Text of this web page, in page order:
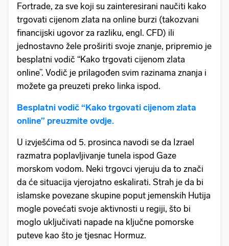
Fortrade, za sve koji su zainteresirani naučiti kako
trgovati cijenom zlata na online burzi (takozvani
financijski ugovor za razliku, engl. CFD) ili
jednostavno žele proširiti svoje znanje, pripremio je
besplatni vodič “Kako trgovati cijenom zlata
online”. Vodič je prilagođen svim razinama znanja i
možete ga preuzeti preko linka ispod.
Besplatni vodič “Kako trgovati cijenom zlata
online” preuzmite ovdje.
U izvješćima od 5. prosinca navodi se da Izrael
razmatra poplavljivanje tunela ispod Gaze
morskom vodom. Neki trgovci vjeruju da to znači
da će situacija vjerojatno eskalirati. Strah je da bi
islamske povezane skupine poput jemenskih Hutija
mogle povećati svoje aktivnosti u regiji, što bi
moglo uključivati napade na ključne pomorske
puteve kao što je tjesnac Hormuz.